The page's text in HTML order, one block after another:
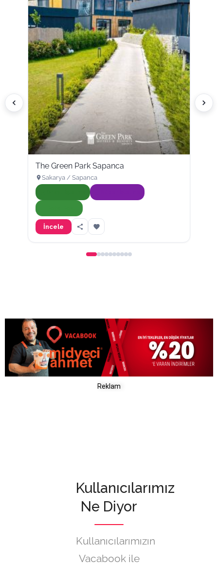
The Green Park Sapanca
Sakarya / Sapanca
İncele
Reklam
Kullanıcılarımız
Ne Diyor
Kullanıcılarımızın
Vacabook ile